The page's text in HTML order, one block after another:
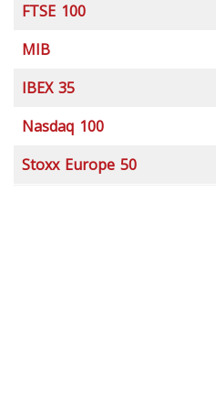
FTSE 100
MIB
IBEX 35
Nasdaq 100
Stoxx Europe 50